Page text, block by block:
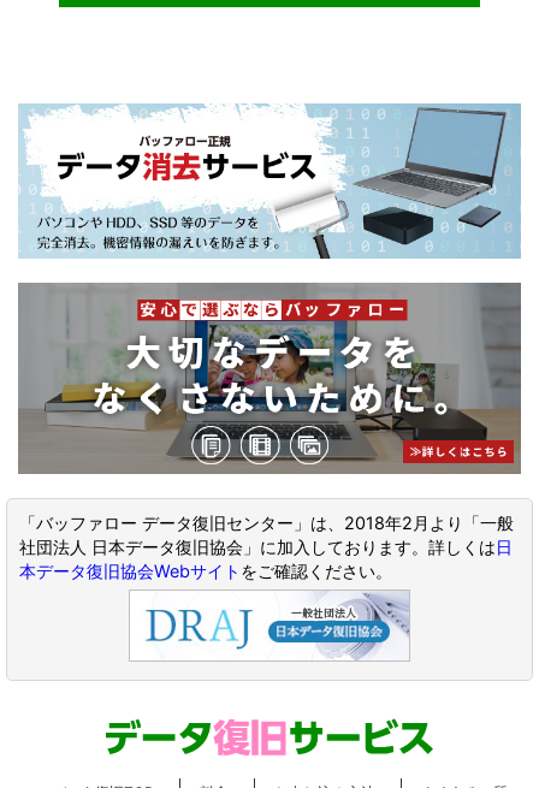
「バッファロー データ復旧センター」は、2018年2月より「一般
社団法人 日本データ復旧協会」に加入しております。詳しくは日
本データ復旧協会Webサイト をご確認ください。